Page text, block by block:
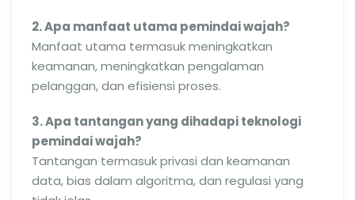
2. Apa manfaat utama pemindai wajah?
Manfaat utama termasuk meningkatkan
keamanan, meningkatkan pengalaman
pelanggan, dan efisiensi proses.
3. Apa tantangan yang dihadapi teknologi
pemindai wajah?
Tantangan termasuk privasi dan keamanan
data, bias dalam algoritma, dan regulasi yang